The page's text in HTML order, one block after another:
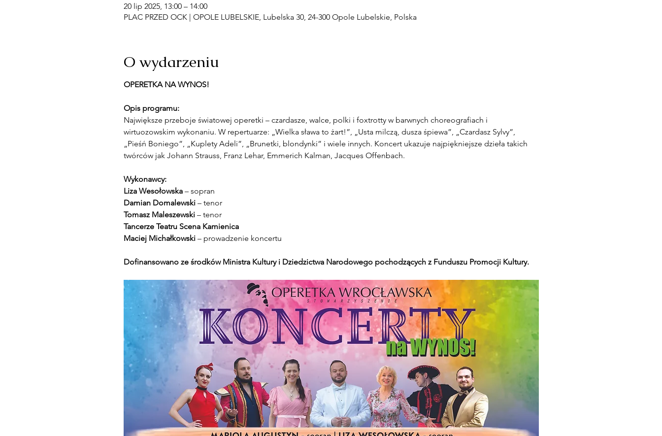
20 lip 2025, 13:00 – 14:00
PLAC PRZED OCK | OPOLE LUBELSKIE, Lubelska 30, 24-300 Opole Lubelskie, Polska
O wydarzeniu
OPERETKA NA WYNOS!
Opis programu:
Największe przeboje światowej operetki – czardasze, walce, polki i foxtrotty w barwnych choreografiach i
wirtuozowskim wykonaniu. W repertuarze: „Wielka sława to żart!”, „Usta milczą, dusza śpiewa”, „Czardasz Sylvy”,
„Pieśń Boniego”, „Kuplety Adeli”, „Brunetki, blondynki” i wiele innych. Koncert ukazuje najpiękniejsze dzieła takich
twórców jak Johann Strauss, Franz Lehar, Emmerich Kalman, Jacques Offenbach.
Wykonawcy:
Liza Wesołowska – sopran
Damian Domalewski – tenor
Tomasz Maleszewski – tenor
Tancerze Teatru Scena Kamienica
Maciej Michałkowski – prowadzenie koncertu
Dofinansowano ze środków Ministra Kultury i Dziedzictwa Narodowego pochodzących z Funduszu Promocji Kultury.